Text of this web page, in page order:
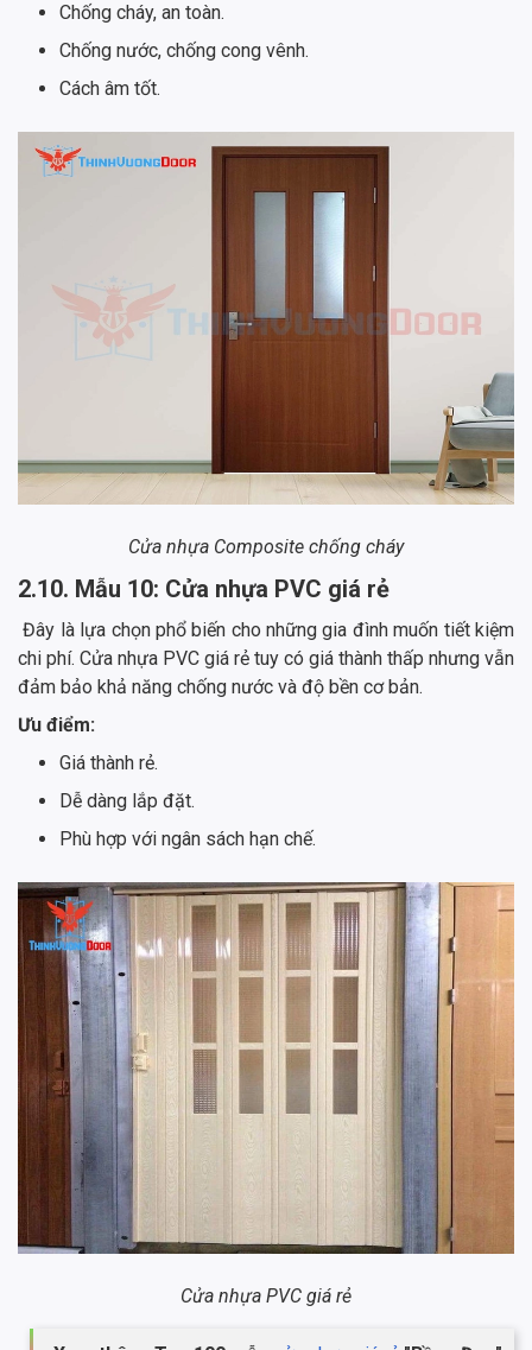
Chống cháy, an toàn.
Chống nước, chống cong vênh.
Cách âm tốt.
Cửa nhựa Composite chống cháy
2.10. Mẫu 10: Cửa nhựa PVC giá rẻ
Đây là lựa chọn phổ biến cho những gia đình muốn tiết kiệm
chi phí. Cửa nhựa PVC giá rẻ tuy có giá thành thấp nhưng vẫn
đảm bảo khả năng chống nước và độ bền cơ bản.
Ưu điểm:
Giá thành rẻ.
Dễ dàng lắp đặt.
Phù hợp với ngân sách hạn chế.
Cửa nhựa PVC giá rẻ